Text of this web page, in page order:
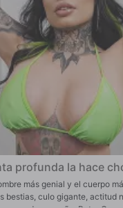
profunda la hace
más genial y el cuerpo
bestias, culo gigante, actitud